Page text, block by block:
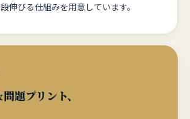
伸びる仕組みを用意しています。
題プリント、